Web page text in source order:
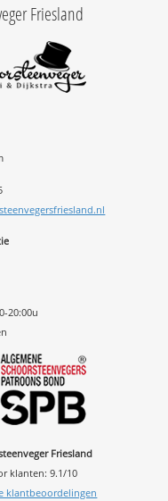
Friesland
20:00u
Friesland
klanten:9.1/10
klantbeoordelingen